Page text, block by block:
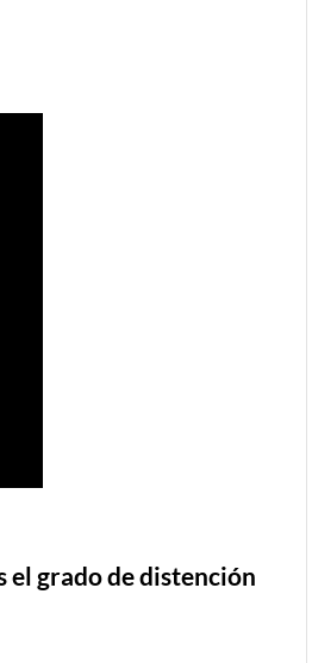
el grado de distención